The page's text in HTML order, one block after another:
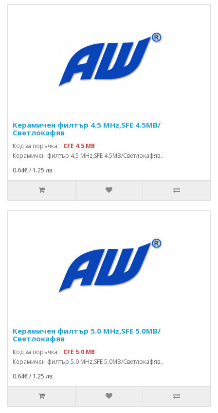
Керамичен филтър 4.5 MHz,SFE 4.5MB/
Светлокафяв
Код за поръчка: : CFE 4.5 MB
Керамичен филтър 4.5 MHz,SFE 4.5MB/Светлокафяв..
0.64€ / 1.25 лв.
Керамичен филтър 5.0 MHz,SFE 5.0MB/
Светлокафяв
Код за поръчка: : CFE 5.0 MB
Керамичен филтър 5.0 MHz,SFE 5.0MB/Светлокафяв..
0.64€ / 1.25 лв.